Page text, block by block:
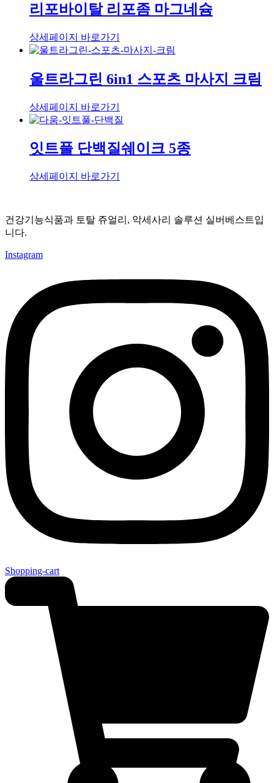
리포바이탈 리포좀 마그네슘
상세페이지 바로가기
울트라그린 6in1 스포츠 마사지 크림
상세페이지 바로가기
잇트풀 단백질쉐이크 5종
상세페이지 바로가기
건강기능식품과 토탈 쥬얼리, 악세사리 솔루션 실버베스트입
니다.
Instagram
Shopping-cart